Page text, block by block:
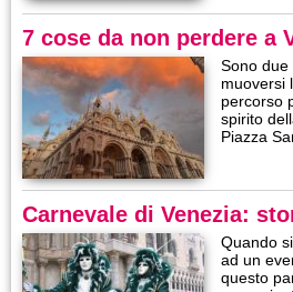
7 cose da non perdere a
Sono due
muoversi
percorso
spirito
Piazza
Carnevale di Venezia:
Quando
ad un
questo